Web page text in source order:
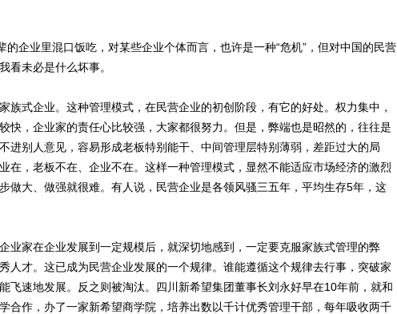
企业里混口饭吃，对某些企业个体而言，也许是一种“危机”，但对中国的民营
看未必是什么坏事。
式企业。这种管理模式，在民营企业的初创阶段，有它的好处。权力集中，
快，企业家的责任心比较强，大家都很努力。但是，弊端也是昭然的，往往是
进别人意见，容易形成老板特别能干、中间管理层特别薄弱，差距过大的局
在，老板不在、企业不在。这样一种管理模式，显然不能适应市场经济的激烈
做大、做强就很难。有人说，民营企业是各领风骚三五年，平均生存5年，这
家在企业发展到一定规模后，就深切地感到，一定要克服家族式管理的弊
人才。这已成为民营企业发展的一个规律。谁能遵循这个规律去行事，突破家
飞速地发展。反之则被淘汰。四川新希望集团董事长刘永好早在10年前，就和
合作，办了一家新希望商学院，培养出数以千计优秀管理干部，每年吸收两千